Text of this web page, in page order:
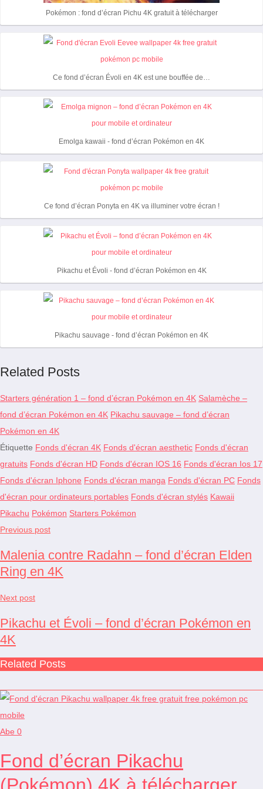
r
Pokémon : fond d’écran Pichu 4K gratuit à télécharger
Ce fond d’écran Évoli en 4K est une bouffée de…
Emolga kawaii - fond d’écran Pokémon en 4K
Ce fond d’écran Ponyta en 4K va illuminer votre écran !
Pikachu et Évoli - fond d’écran Pokémon en 4K
Pikachu sauvage - fond d’écran Pokémon en 4K
Related Posts
Starters génération 1 – fond d’écran Pokémon en 4K Salamèche –
fond d’écran Pokémon en 4K Pikachu sauvage – fond d’écran
Pokémon en 4K
Étiquette Fonds d'écran 4K Fonds d'écran aesthetic Fonds d'écran
gratuits Fonds d'écran HD Fonds d'écran IOS 16 Fonds d'écran Ios 17
Fonds d'écran Iphone Fonds d'écran manga Fonds d'écran PC Fonds
d'écran pour ordinateurs portables Fonds d'écran stylés Kawaii
Pikachu Pokémon Starters Pokémon
Previous post
Malenia contre Radahn – fond d’écran Elden
Ring en 4K
Next post
Pikachu et Évoli – fond d’écran Pokémon en
4K
Related Posts
Abe 0
Fond d’écran Pikachu
(Pokémon) 4K à télécharger